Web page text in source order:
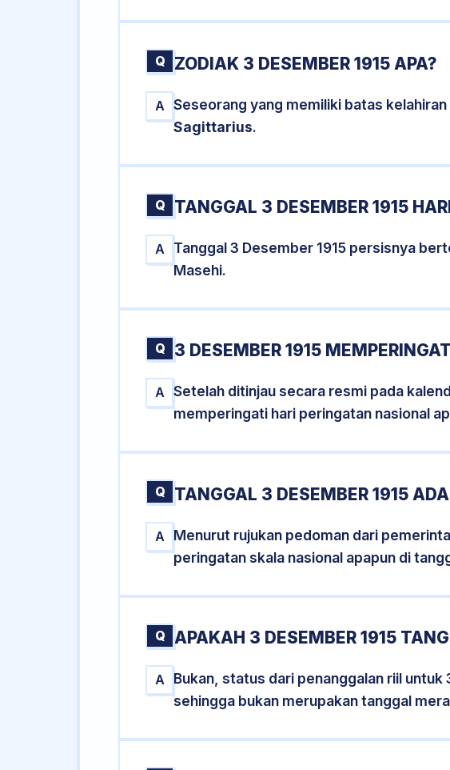
Q ZODIAK 3 DESEMBER 1915 APA?
A Seseorang yang memiliki batas
Sagittarius.
Q TANGGAL 3 DESEMBER 1915
A Tanggal 3 Desember 1915 persisnya
Masehi.
Q 3 DESEMBER 1915
A Setelah ditinjau secara resmi pada
memperingati hari peringatan nasional
Q TANGGAL 3 DESEMBER 1915
A
Menurut rujukan pedoman dari
peringatan skala nasional apapun di
Q APAKAH 3 DESEMBER 1915
A
Bukan, status dari penanggalan riil
sehingga bukan merupakan tanggal